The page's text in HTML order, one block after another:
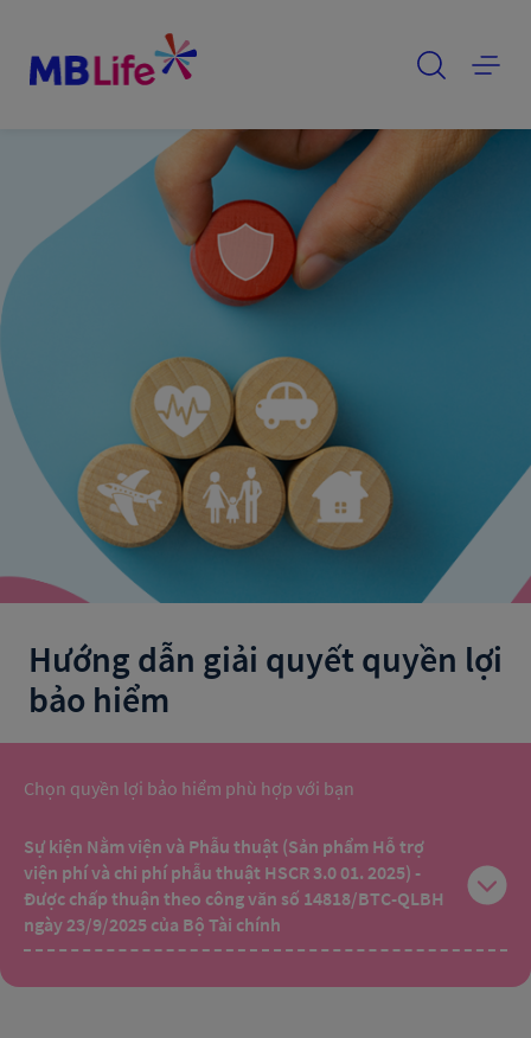
Hướng dẫn giải quyết quyền lợi
bảo hiểm
Chọn quyền lợi bảo hiểm phù hợp với bạn
Sự kiện Nằm viện và Phẫu thuật (Sản phẩm Hỗ trợ
viện phí và chi phí phẫu thuật HSCR 3.0 01. 2025) -
Được chấp thuận theo công văn số 14818/BTC-QLBH
ngày 23/9/2025 của Bộ Tài chính